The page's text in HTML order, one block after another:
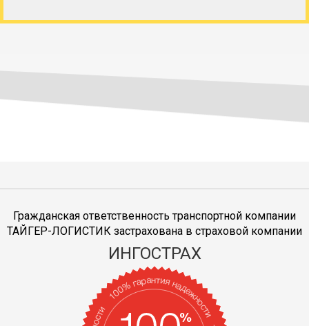
Гражданская ответственность транспортной компании
ТАЙГЕР-ЛОГИСТИК застрахована в страховой компании
ИНГОСТРАХ